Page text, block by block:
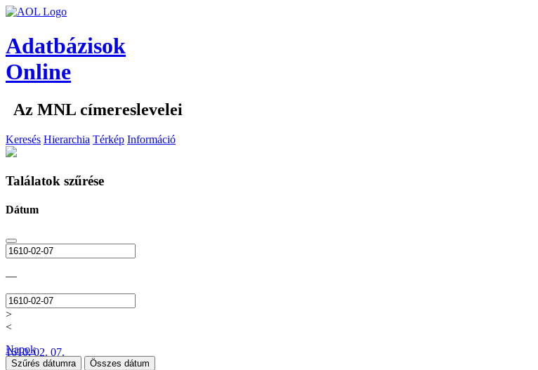
Adatbázisok
Online
Az MNL címereslevelei
Keresés Hierarchia Térkép Információ
Találatok szűrése
Dátum
—
>
<
1610. 02. 07.
Napok
Szűrés dátumra Összes dátum